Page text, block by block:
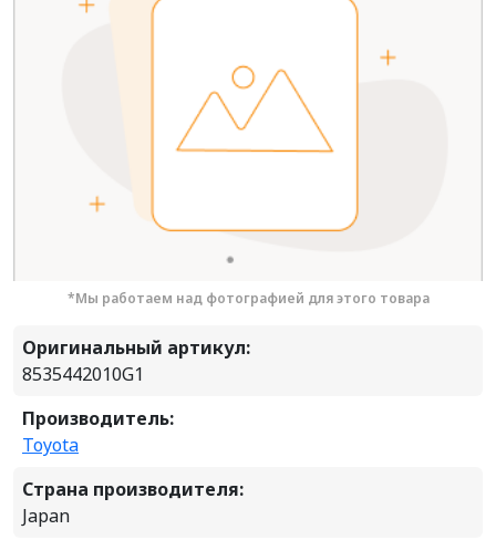
*Мы работаем над фотографией для этого товара
Оригинальный артикул:
8535442010G1
Производитель:
Toyota
Страна производителя:
Japan